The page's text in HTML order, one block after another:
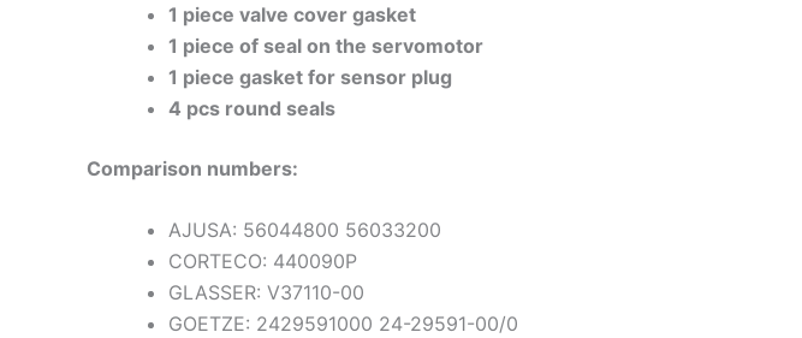
1 piece valve cover gasket
1 piece of seal on the servomotor
1 piece gasket for sensor plug
4 pcs round seals
Comparison numbers:
AJUSA: 56044800 56033200
CORTECO: 440090P
GLASSER: V37110-00
GOETZE: 2429591000 24-29591-00/0